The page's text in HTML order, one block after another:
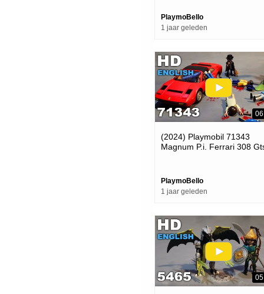
PlaymoBello
1 jaar geleden
(2024) Playmobil 71343
Magnum P.i. Ferrari 308
PlaymoBello
1 jaar geleden